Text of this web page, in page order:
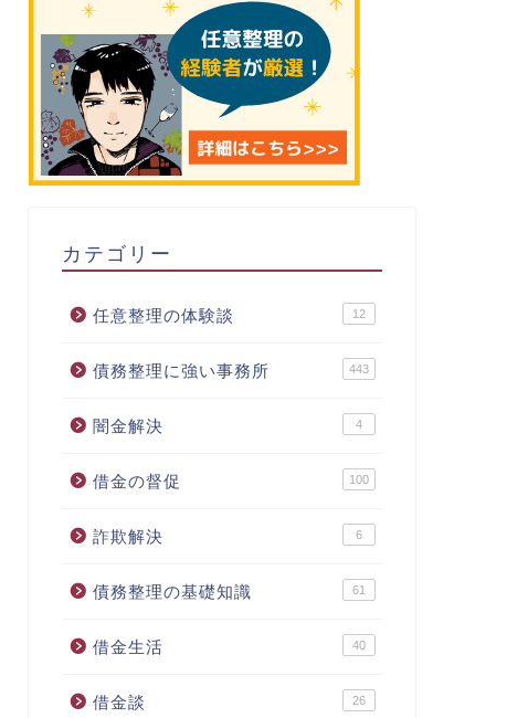
カテゴリー
任意整理の体験談 12
債務整理に強い事務所 443
闇金解決 4
借金の督促 100
詐欺解決 6
債務整理の基礎知識 61
借金生活 40
借金談 26